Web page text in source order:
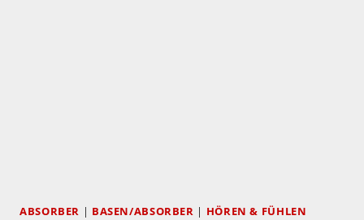
ABSORBER | BASEN/ABSORBER | HÖREN & FÜHLEN